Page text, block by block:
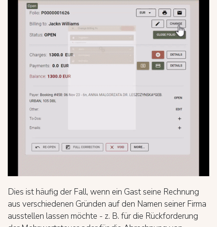
Dies ist häufig der Fall, wenn ein Gast seine Rechnung
aus verschiedenen Gründen auf den Namen seiner Firma
ausstellen lassen möchte - z. B. für die Rückforderung